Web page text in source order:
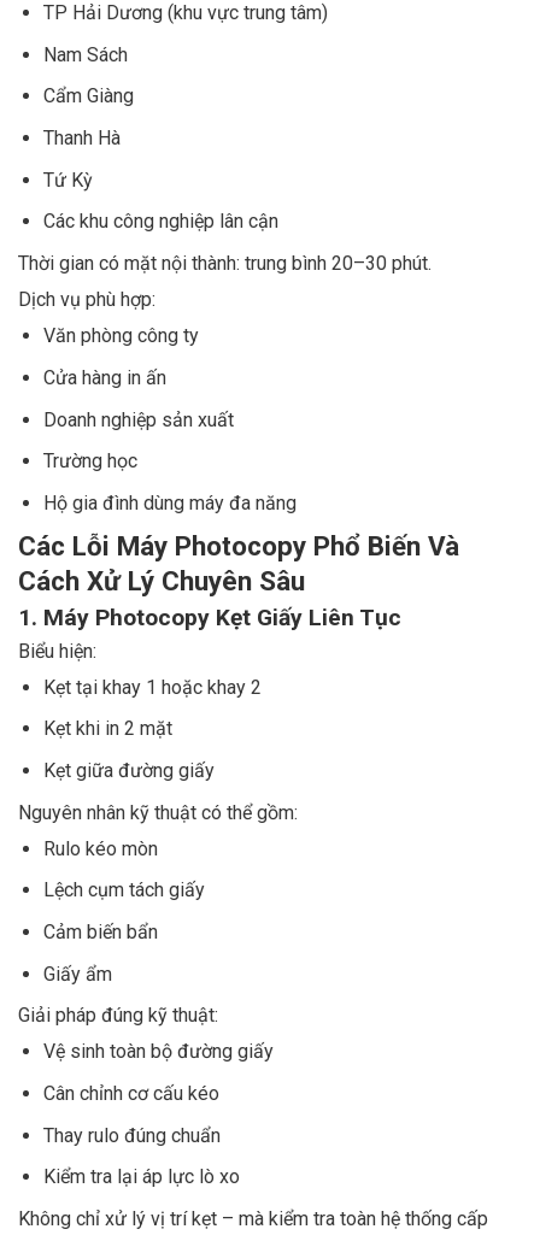
TP Hải Dương (khu vực trung tâm)
Nam Sách
Cẩm Giàng
Thanh Hà
Tứ Kỳ
Các khu công nghiệp lân cận
Thời gian có mặt nội thành: trung bình 20–30 phút.
Dịch vụ phù hợp:
Văn phòng công ty
Cửa hàng in ấn
Doanh nghiệp sản xuất
Trường học
Hộ gia đình dùng máy đa năng
Các Lỗi Máy Photocopy Phổ Biến Và
Cách Xử Lý Chuyên Sâu
1. Máy Photocopy Kẹt Giấy Liên Tục
Biểu hiện:
Kẹt tại khay 1 hoặc khay 2
Kẹt khi in 2 mặt
Kẹt giữa đường giấy
Nguyên nhân kỹ thuật có thể gồm:
Rulo kéo mòn
Lệch cụm tách giấy
Cảm biến bẩn
Giấy ẩm
Giải pháp đúng kỹ thuật:
Vệ sinh toàn bộ đường giấy
Cân chỉnh cơ cấu kéo
Thay rulo đúng chuẩn
Kiểm tra lại áp lực lò xo
Không chỉ xử lý vị trí kẹt – mà kiểm tra toàn hệ thống cấp